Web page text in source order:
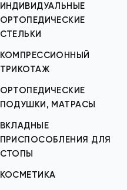
ИНДИВИДУАЛЬНЫЕ
ОРТОПЕДИЧЕСКИЕ
СТЕЛЬКИ
КОМПРЕССИОННЫЙ
ТРИКОТАЖ
ОРТОПЕДИЧЕСКИЕ
ПОДУШКИ, МАТРАСЫ
ВКЛАДНЫЕ
ПРИСПОСОБЛЕНИЯ ДЛЯ
СТОПЫ
КОСМЕТИКА